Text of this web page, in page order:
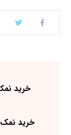
خرید نمک مش 110
خرید